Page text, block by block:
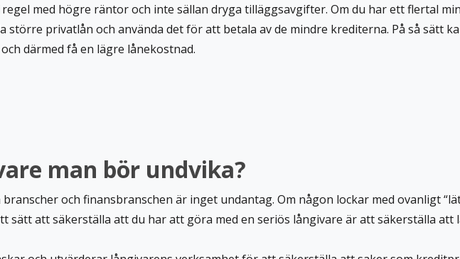
med högre räntor och inte sällan dryga tilläggsavgifter. Om du har ett flertal
större privatlån och använda det för att betala av de mindre krediterna. På så sätt
därmed få en lägre lånekostnad.
man bör undvika?
och finansbranschen är inget undantag. Om någon lockar med ovanligt
sätt att säkerställa att du har att göra med en seriös långivare är att säkerställa